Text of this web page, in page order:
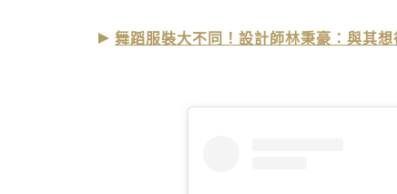
舞蹈服裝大不同！設計師林秉豪：與其